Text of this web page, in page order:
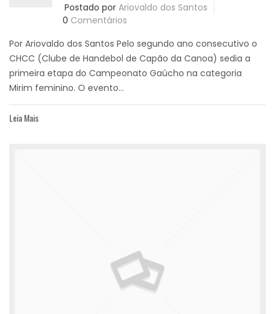
Postado por Ariovaldo dos Santos
0 Comentários
Por Ariovaldo dos Santos Pelo segundo ano consecutivo o
CHCC (Clube de Handebol de Capão da Canoa) sedia a
primeira etapa do Campeonato Gaúcho na categoria
Mirim feminino. O evento...
Leia Mais